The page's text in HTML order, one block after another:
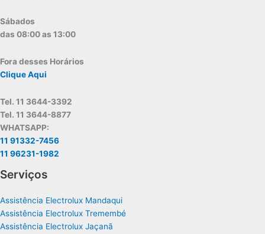
Sábados
das 08:00 as 13:00
Fora desses Horários
Clique Aqui
Tel. 11 3644-3392
Tel. 11 3644-8877
WHATSAPP:
11 91332-7456
11 96231-1982
Serviços
Assistência Electrolux Mandaqui
Assistência Electrolux Tremembé
Assistência Electrolux Jaçanã